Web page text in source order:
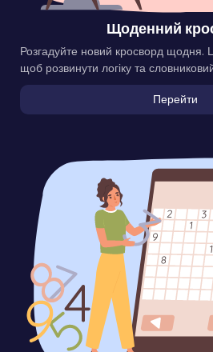
Щоденний
Розгадуйте новий кросворд щодня.
щоб розвинути логіку та
Перейти